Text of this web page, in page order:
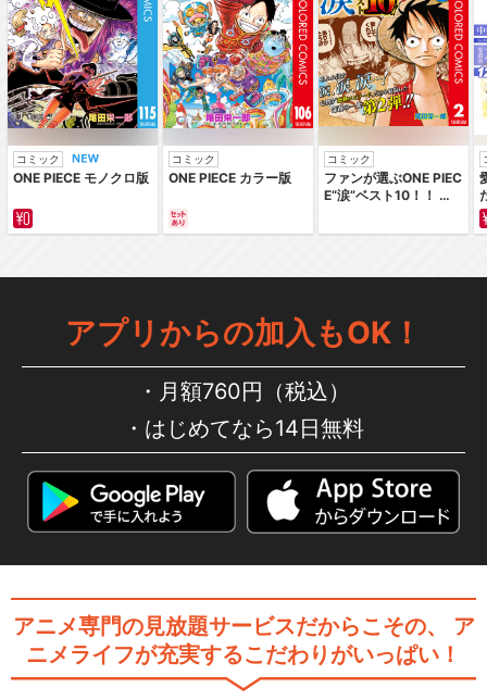
コミック
ONE PIECE モノクロ版
コミック
ONE PIECE カラー版
コミック
ファンが選ぶONE PIEC
E“涙”ベスト10！！ ～
編～ カラー版
アプリからの加入もOK！
月額760円（税込）
はじめてなら14日無料
アニメ専門の見放題サービスだからこその、
ア
ニメライフが充実するこだわりがいっぱい！